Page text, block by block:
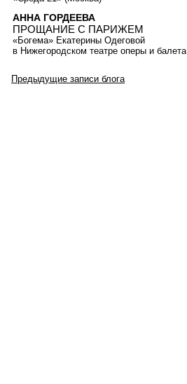
АННА ГОРДЕЕВА
ПРОЩАНИЕ С ПАРИЖЕМ
«Богема» Екатерины Одеговой
в Нижегородском театре оперы и балета
Предыдущие записи блога